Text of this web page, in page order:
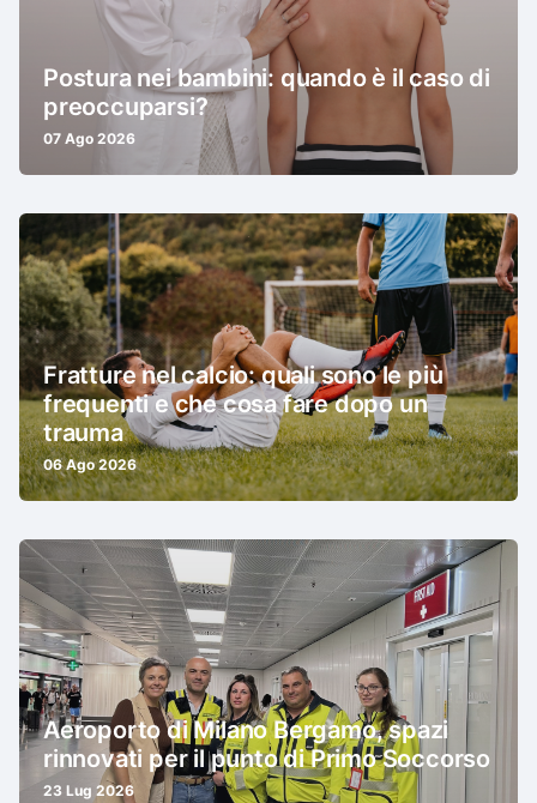
Postura nei bambini: quando è il caso di
preoccuparsi?
07 Ago 2026
Fratture nel calcio: quali sono le più
frequenti e che cosa fare dopo un
trauma
06 Ago 2026
Aeroporto di Milano Bergamo, spazi
rinnovati per il punto di Primo Soccorso
23 Lug 2026